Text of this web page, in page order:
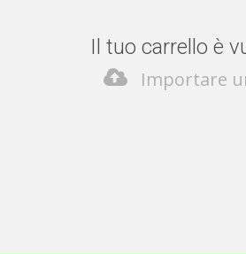
Il tuo carrello è
Importare